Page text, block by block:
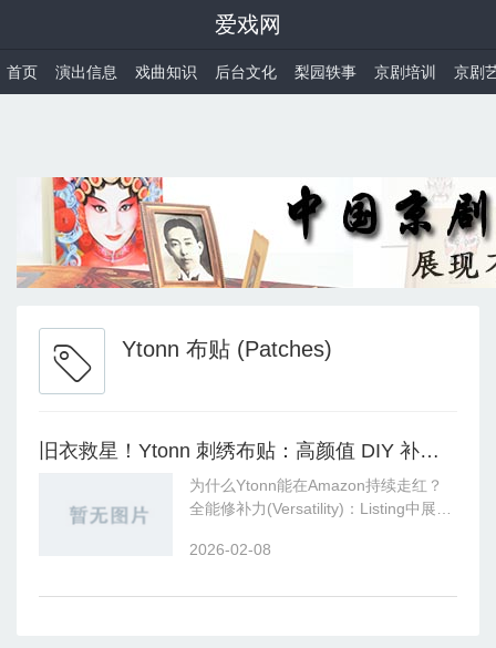
爱戏网
首页 演出信息 戏曲知识 后台文化 梨园轶事 京剧培训 京剧
Ytonn 布贴 (Patches)
旧衣救星！Ytonn 刺绣布贴：高颜值 DIY 补丁贴首选
为什么Ytonn能在Amazon持续走红？
全能修补力(Versatility)：Listing中展示
尽有。评论区最常见的用法是“遮盖孩
2026-02-08